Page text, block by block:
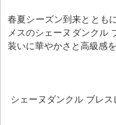
春夏シーズン到来ととも
メスのシェーヌダンクル
装いに華やかさと高級感を
シェーヌダンクル ブレ